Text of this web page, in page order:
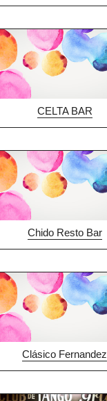
CELTA BAR
Chido Resto Bar
Clásico Fernandez